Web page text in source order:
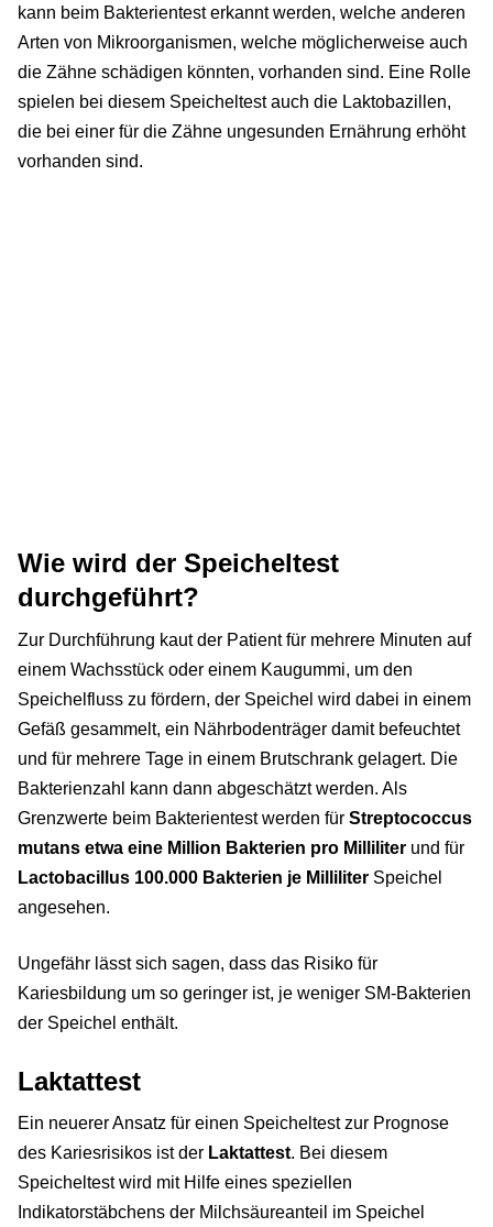
kann beim Bakterientest erkannt werden, welche anderen
Arten von Mikroorganismen, welche möglicherweise auch
die Zähne schädigen könnten, vorhanden sind. Eine Rolle
spielen bei diesem Speicheltest auch die Laktobazillen,
die bei einer für die Zähne ungesunden Ernährung erhöht
vorhanden sind.
Wie wird der Speicheltest
durchgeführt?
Zur Durchführung kaut der Patient für mehrere Minuten auf
einem Wachsstück oder einem Kaugummi, um den
Speichelfluss zu fördern, der Speichel wird dabei in einem
Gefäß gesammelt, ein Nährbodenträger damit befeuchtet
und für mehrere Tage in einem Brutschrank gelagert. Die
Bakterienzahl kann dann abgeschätzt werden. Als
Grenzwerte beim Bakterientest werden für Streptococcus
mutans etwa eine Million Bakterien pro Milliliter und für
Lactobacillus 100.000 Bakterien je Milliliter Speichel
angesehen.
Ungefähr lässt sich sagen, dass das Risiko für
Kariesbildung um so geringer ist, je weniger SM-Bakterien
der Speichel enthält.
Laktattest
Ein neuerer Ansatz für einen Speicheltest zur Prognose
des Kariesrisikos ist der Laktattest. Bei diesem
Speicheltest wird mit Hilfe eines speziellen
Indikatorstäbchens der Milchsäureanteil im Speichel